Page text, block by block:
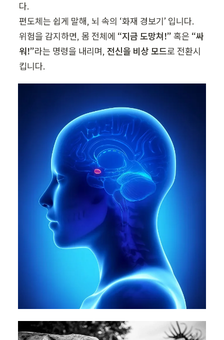
다.
편도체는 쉽게 말해, 뇌 속의 ‘화재 경보기’ 입니다.
위험을 감지하면, 몸 전체에 “지금 도망쳐!” 혹은 “싸
워!”라는 명령을 내리며, 전신을 비상 모드로 전환시
킵니다.